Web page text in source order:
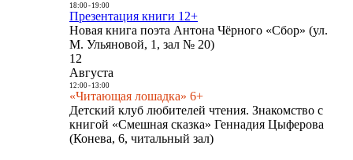
18:00- 19:00
Презентация книги 12+
Новая книга поэта Антона Чёрного «Сбор» (ул.
М. Ульяновой, 1, зал № 20)
12
Августа
12:00- 13:00
«Читающая лошадка» 6+
Детский клуб любителей чтения. Знакомство с
книгой «Смешная сказка» Геннадия Цыферова
(Конева, 6, читальный зал)